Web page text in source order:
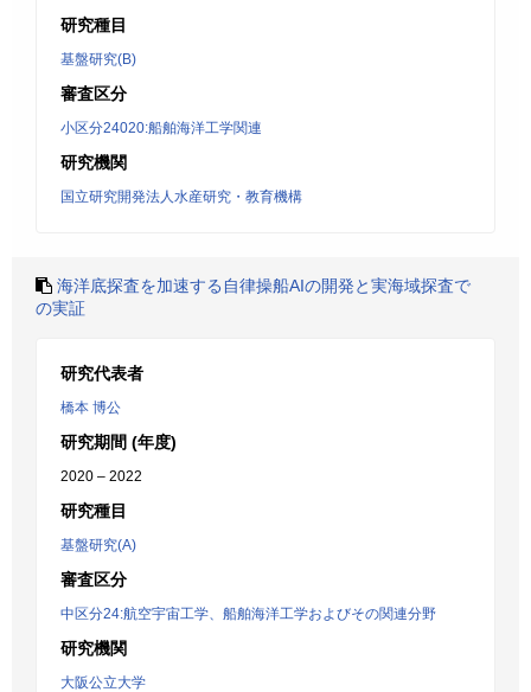
研究種目
基盤研究(B)
審査区分
小区分24020:船舶海洋工学関連
研究機関
国立研究開発法人水産研究・教育機構
海洋底探査を加速する自律操船AIの開発と実海域探査で
の実証
研究代表者
橋本 博公
研究期間 (年度)
2020 – 2022
研究種目
基盤研究(A)
審査区分
中区分24:航空宇宙工学、船舶海洋工学およびその関連分野
研究機関
大阪公立大学